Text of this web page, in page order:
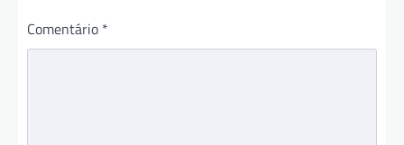
Comentário *